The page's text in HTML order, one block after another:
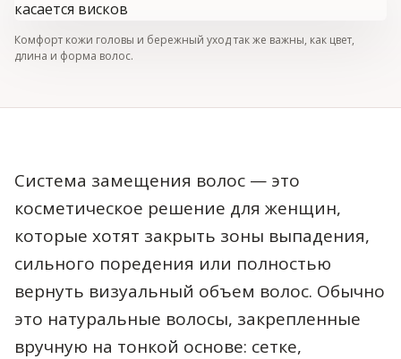
Комфорт кожи головы и бережный уход так же важны, как цвет,
длина и форма волос.
Система замещения волос — это
косметическое решение для женщин,
которые хотят закрыть зоны выпадения,
сильного поредения или полностью
вернуть визуальный объем волос. Обычно
это натуральные волосы, закрепленные
вручную на тонкой основе: сетке,